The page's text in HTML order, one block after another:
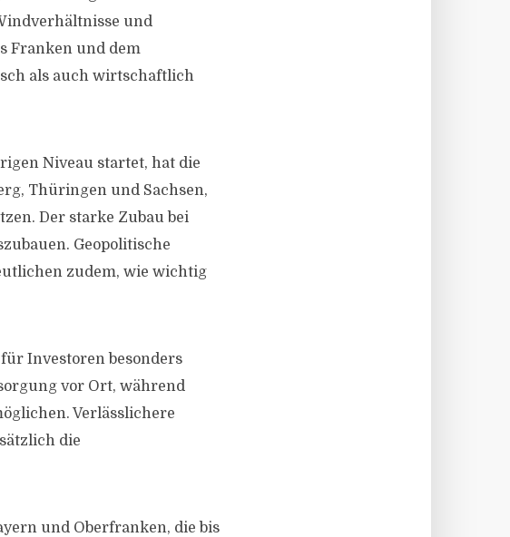
und
Franken und dem
als auch wirtschaftlich
Niveau startet, hat die
Thüringen und Sachsen,
Der starke Zubau bei
Geopolitische
zudem, wie wichtig
Investoren besonders
vor Ort, während
Verlässlichere
die
und Oberfranken, die bis